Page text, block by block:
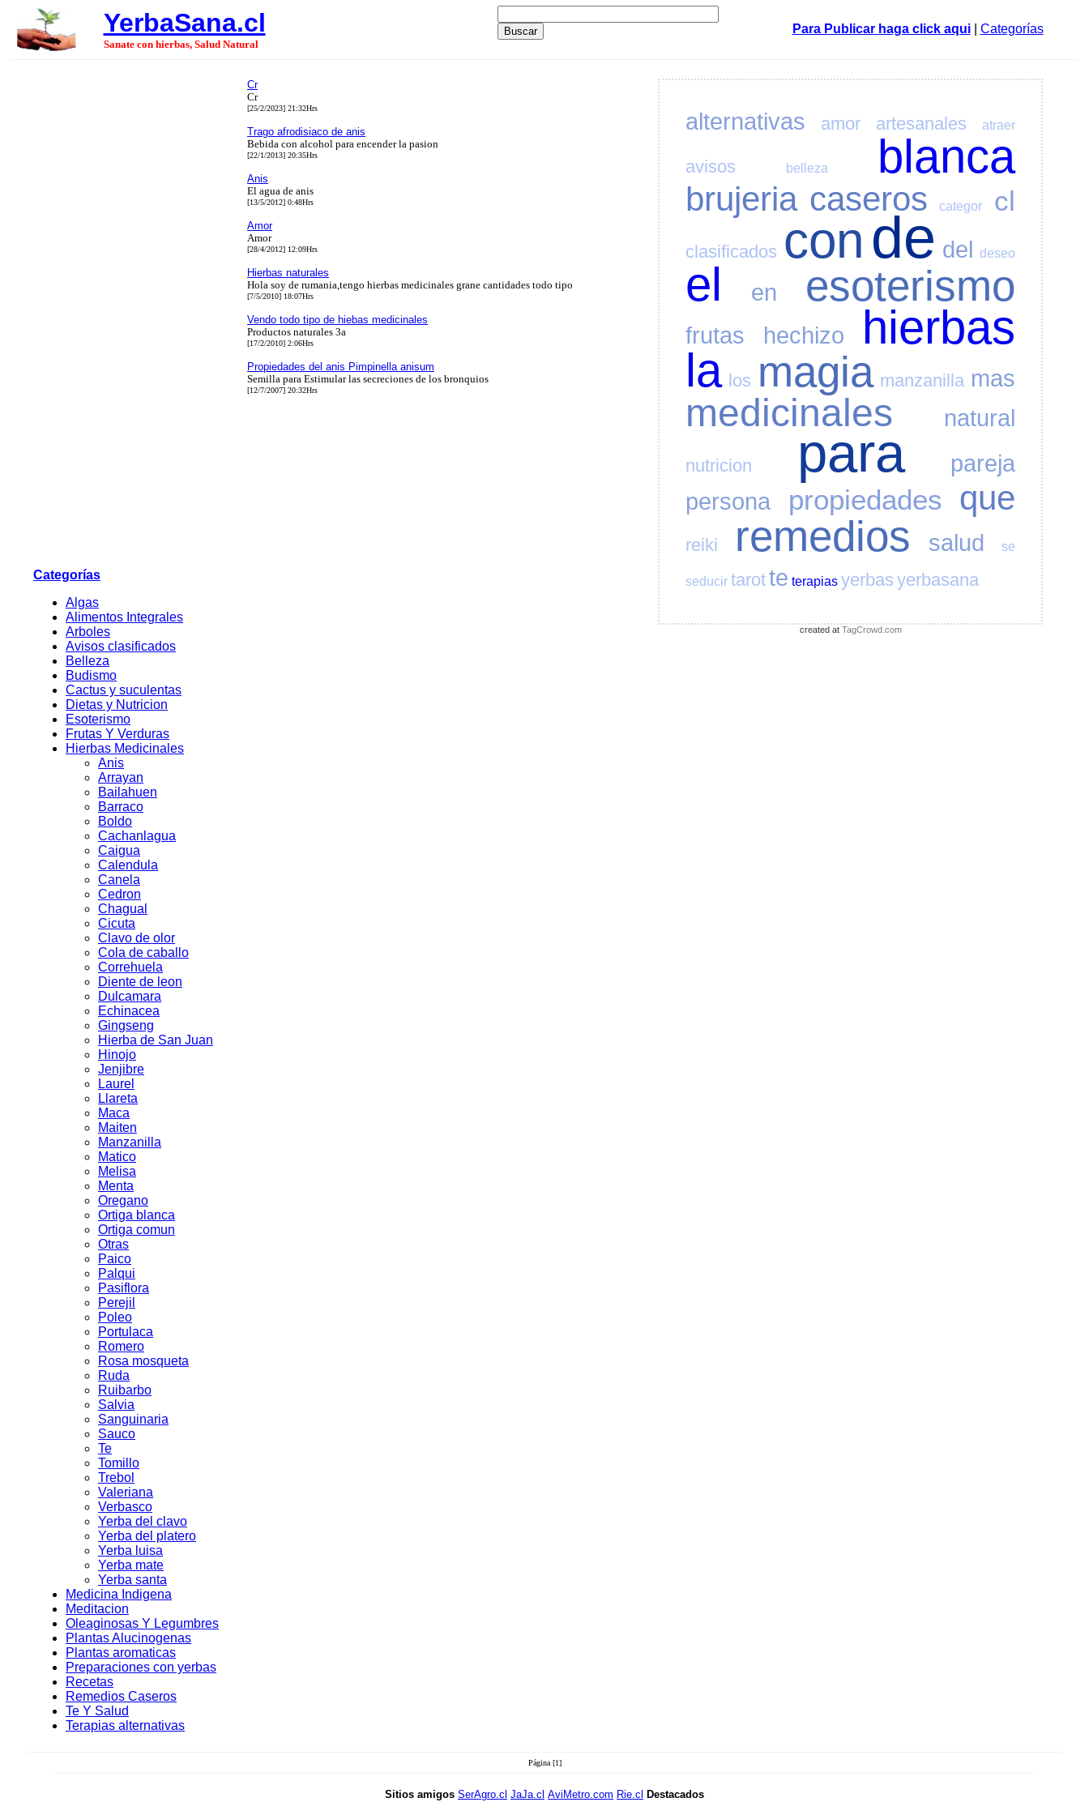
YerbaSana.cl
Sanate con hierbas, Salud Natural
Para Publicar haga click aqui| Categorías
Categorías
Algas
Alimentos Integrales
Arboles
Avisos clasificados
Belleza
Budismo
Cactus y suculentas
Dietas y Nutricion
Esoterismo
Frutas Y Verduras
Hierbas Medicinales
Anis
Arrayan
Bailahuen
Barraco
Boldo
Cachanlagua
Caigua
Calendula
Canela
Cedron
Chagual
Cicuta
Clavo de olor
Cola de caballo
Correhuela
Diente de leon
Dulcamara
Echinacea
Gingseng
Hierba de San Juan
Hinojo
Jenjibre
Laurel
Llareta
Maca
Maiten
Manzanilla
Matico
Melisa
Menta
Oregano
Ortiga blanca
Ortiga comun
Otras
Paico
Palqui
Pasiflora
Perejil
Poleo
Portulaca
Romero
Rosa mosqueta
Ruda
Ruibarbo
Salvia
Sanguinaria
Sauco
Te
Tomillo
Trebol
Valeriana
Verbasco
Yerba del clavo
Yerba del platero
Yerba luisa
Yerba mate
Yerba santa
Medicina Indigena
Meditacion
Oleaginosas Y Legumbres
Plantas Alucinogenas
Plantas aromaticas
Preparaciones con yerbas
Recetas
Remedios Caseros
Te Y Salud
Terapias alternativas
Cr
Cr
[25/2/2023] 21:32Hrs
Trago afrodisiaco de anis
Bebida con alcohol para encender la pasion
[22/1/2013] 20:35Hrs
Anis
El agua de anis
[13/5/2012] 0:48Hrs
Amor
Amor
[28/4/2012] 12:09Hrs
Hierbas naturales
Hola soy de rumania,tengo hierbas medicinales grane cantidades todo tipo
[7/5/2010] 18:07Hrs
Vendo todo tipo de hiebas medicinales
Productos naturales 3a
[17/2/2010] 2:06Hrs
Propiedades del anis Pimpinella anisum
Semilla para Estimular las secreciones de los bronquios
[12/7/2007] 20:32Hrs
alternativas amor artesanales atraer
avisos belleza blanca
brujeria caseros categor cl
clasificados con de del deseo
el en esoterismo
frutas hechizo
hierbas
la los magia manzanilla mas
medicinales natural
nutricion para
pareja
persona
propiedades que
reiki remedios salud se
seducir tarotte terapias yerbas yerbasana
created at TagCrowd.com
Página [1]
Sitios amigos SerAgro.cl JaJa.cl AviMetro.com Rie.cl Destacados